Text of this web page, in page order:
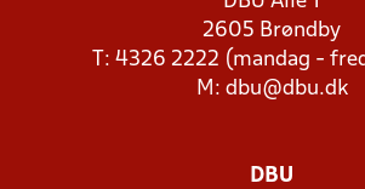
2605 Brøndby
T: 4326 2222 (mandag -
M: dbu@dbu.dk
DBU